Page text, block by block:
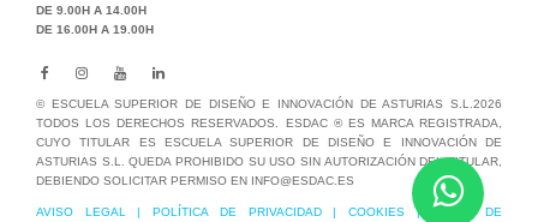
DE 9.00H A 14.00H
DE 16.00H A 19.00H
© ESCUELA SUPERIOR DE DISEÑO E INNOVACIÓN DE ASTURIAS S.L.2026
TODOS LOS DERECHOS RESERVADOS. ESDAC ® ES MARCA REGISTRADA,
CUYO TITULAR ES ESCUELA SUPERIOR DE DISEÑO E INNOVACIÓN DE
ASTURIAS S.L. QUEDA PROHIBIDO SU USO SIN AUTORIZACIÓN DEL TITULAR,
DEBIENDO SOLICITAR PERMISO EN INFO@ESDAC.ES
AVISO LEGAL|POLÍTICA DE PRIVACIDAD| COOKIES| BUZÓN DE